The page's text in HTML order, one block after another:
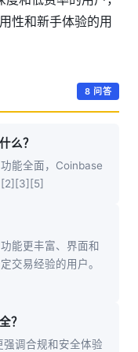
性和新手体验的用
8 问答
么？
能全面，Coinbase
[2][3][5]
能更丰富、界面和
交易经验的用户。
？
调合规和安全体验